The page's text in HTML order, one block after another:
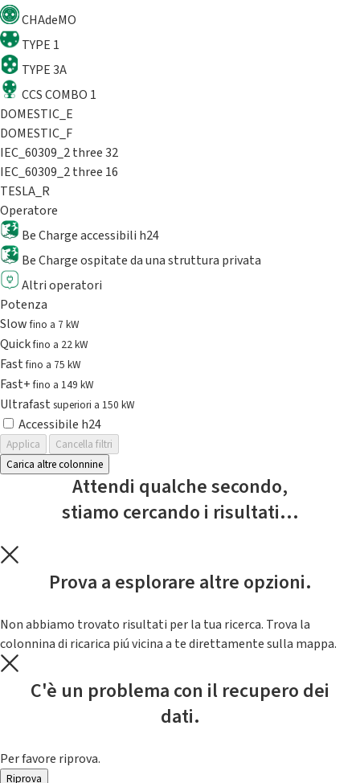
CHAdeMO
TYPE 1
TYPE 3A
CCS COMBO 1
DOMESTIC_E
DOMESTIC_F
IEC_60309_2 three 32
IEC_60309_2 three 16
TESLA_R
Operatore
Be Charge accessibili h24
Be Charge ospitate da una struttura privata
Altri operatori
Potenza
Slowfino a 7 kW
Quickfino a 22 kW
Fastfino a 75 kW
Fast+fino a 149 kW
Ultrafast superiori a 150 kW
Accessibile h24
Applica
Cancella filtri
Carica altre colonnine
Attendi qualche secondo,
stiamo cercando i risultati...
Prova a esplorare altre opzioni.
Non abbiamo trovato risultati per la tua ricerca. Trova la
colonnina di ricarica piú vicina a te direttamente sulla mappa.
C'è un problema con il recupero dei
dati.
Per favore riprova.
Riprova